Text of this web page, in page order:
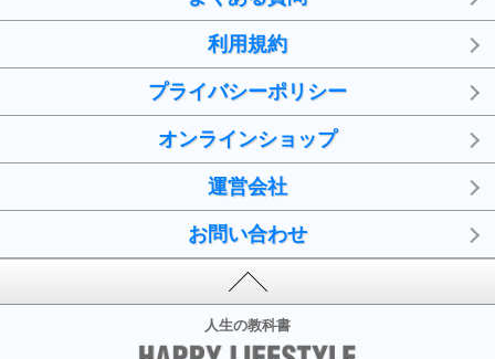
利用規約
プライバシーポリシー
オンラインショップ
運営会社
お問い合わせ
人生の教科書